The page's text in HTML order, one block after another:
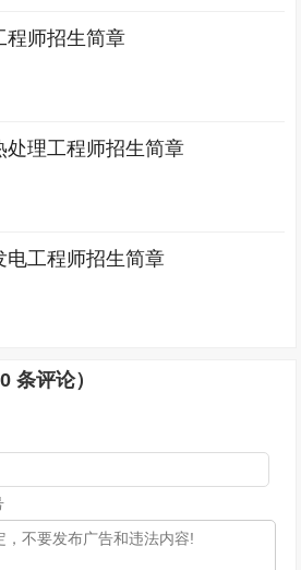
程师招生简章
处理工程师招生简章
电工程师招生简章
0 条评论）